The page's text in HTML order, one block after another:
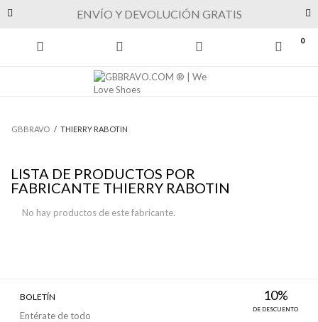
ENVÍO Y DEVOLUCIÓN GRATIS Next
0
GBBRAVO / THIERRY RABOTIN
LISTA DE PRODUCTOS POR
FABRICANTE THIERRY RABOTIN
No hay productos de este fabricante.
10%
DE DESCUENTO
BOLETÍN
Entérate de todo